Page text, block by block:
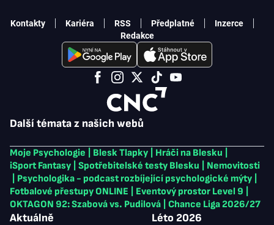
Další témata z našich webů
Moje Psychologie Blesk Tlapky Hráči na Blesku
iSport Fantasy
Spotřebitelské testy Blesku
Nemovitosti
Psychologika - podcast rozbíjející psychologické mýty
Fotbalové přestupy ONLINE
Eventový prostor Level 9
OKTAGON 92: Szabová vs. Pudilová
Chance Liga 2026/27
Aktuálně Léto 2026
Kontakty Kariéra RSS Předplatné
Inzerce
Redakce